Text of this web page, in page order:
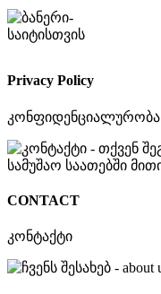
Privacy Policy
კონფიდენციალურობა
CONTACT
კონტაქტი